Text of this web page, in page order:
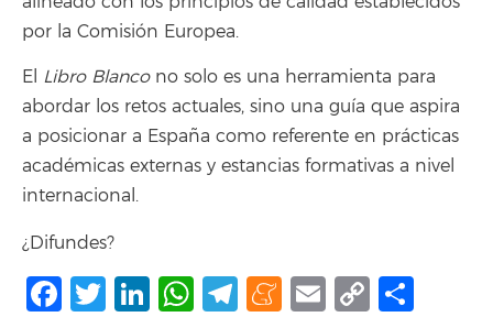
por la Comisión Europea.
El Libro Blancono solo es una herramienta para
abordar los retos actuales, sino una guía que aspira
a posicionar a España como referente en prácticas
académicas externas y estancias formativas a nivel
internacional.
¿Difundes?
Facebook
Twitter
LinkedIn
WhatsApp
Telegram
Meneame
Email
Copy